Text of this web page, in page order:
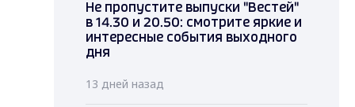
Не пропустите выпуски "Вестей"
в 14.30 и 20.50: смотрите яркие и
интересные события выходного
дня
13 дней назад